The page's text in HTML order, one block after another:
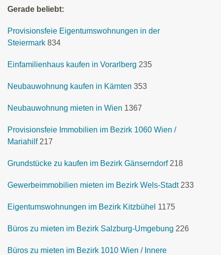
Gerade beliebt:
Provisionsfeie Eigentumswohnungen in der
Steiermark 834
Einfamilienhaus kaufen in Vorarlberg 235
Neubauwohnung kaufen in Kärnten 353
Neubauwohnung mieten in Wien 1367
Provisionsfeie Immobilien im Bezirk 1060 Wien /
Mariahilf 217
Grundstücke zu kaufen im Bezirk Gänserndorf 218
Gewerbeimmobilien mieten im Bezirk Wels-Stadt 233
Eigentumswohnungen im Bezirk Kitzbühel 1175
Büros zu mieten im Bezirk Salzburg-Umgebung 226
Büros zu mieten im Bezirk 1010 Wien / Innere